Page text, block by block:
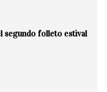
segundo folleto estival